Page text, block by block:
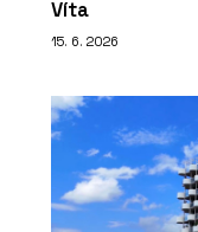
Víta
15. 6. 2026